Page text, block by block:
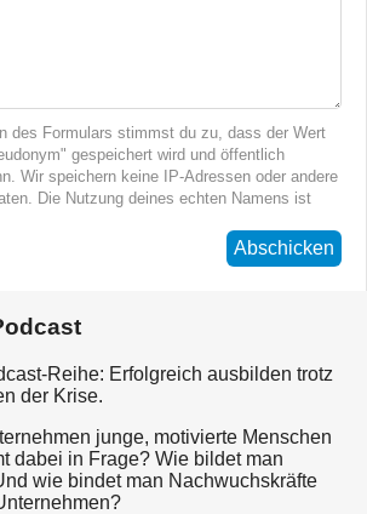
des Formulars stimmst du zu, dass der Wert
gespeichert wird und öffentlich
Wir speichern keine IP-Adressen oder andere
Die Nutzung deines echten Namens ist
Abschicken
Reihe: Erfolgreich ausbilden trotz
der Krise.
junge, motivierte Menschen
dabei in Frage? Wie bildet man
wie bindet man Nachwuchskräfte